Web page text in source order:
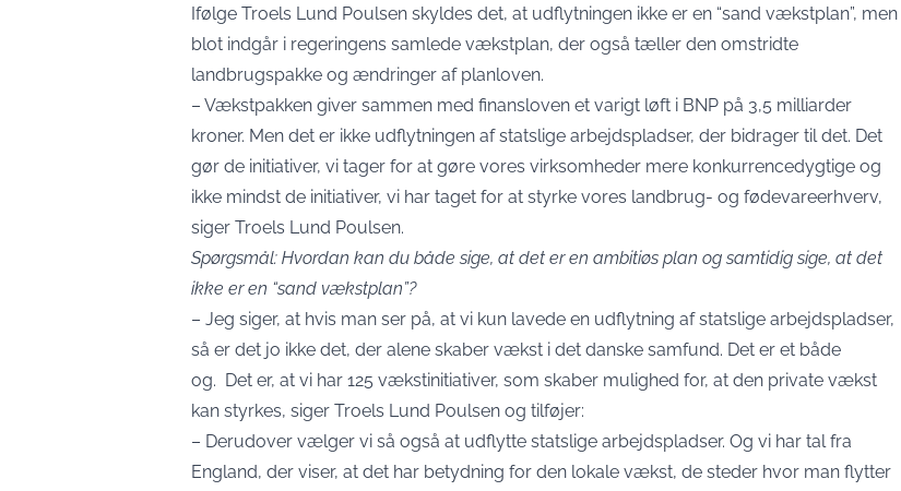
Ifølge Troels Lund Poulsen skyldes det, at udflytningen ikke er en “sand vækstplan”, men
blot indgår i regeringens samlede vækstplan, der også tæller den omstridte
landbrugspakke og ændringer af planloven.
– Vækstpakken giver sammen med finansloven et varigt løft i BNP på 3,5 milliarder
kroner. Men det er ikke udflytningen af statslige arbejdspladser, der bidrager til det. Det
gør de initiativer, vi tager for at gøre vores virksomheder mere konkurrencedygtige og
ikke mindst de initiativer, vi har taget for at styrke vores landbrug- og fødevareerhverv,
siger Troels Lund Poulsen.
Spørgsmål: Hvordan kan du både sige, at det er en ambitiøs plan og samtidig sige, at det
ikke er en “sand vækstplan”?
– Jeg siger, at hvis man ser på, at vi kun lavede en udflytning af statslige arbejdspladser,
så er det jo ikke det, der alene skaber vækst i det danske samfund. Det er et både
og. Det er, at vi har 125 vækstinitiativer, som skaber mulighed for, at den private vækst
kan styrkes, siger Troels Lund Poulsen og tilføjer:
– Derudover vælger vi så også at udflytte statslige arbejdspladser. Og vi har tal fra
England, der viser, at det har betydning for den lokale vækst, de steder hvor man flytter